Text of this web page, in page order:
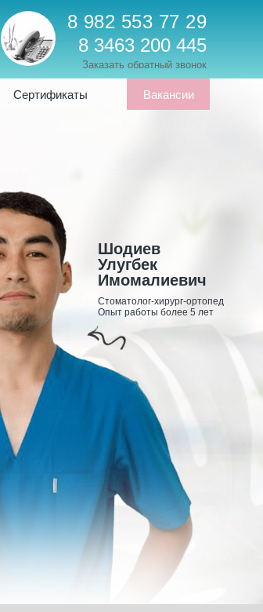
8 3463 200 445
Заказать обратный звонок
8 982 553 77 29
Сертификаты Вакансии
Шодиев
Улугбек
Имомалиевич
Стоматолог-хирург-ортопед
Опыт работы более 5 лет